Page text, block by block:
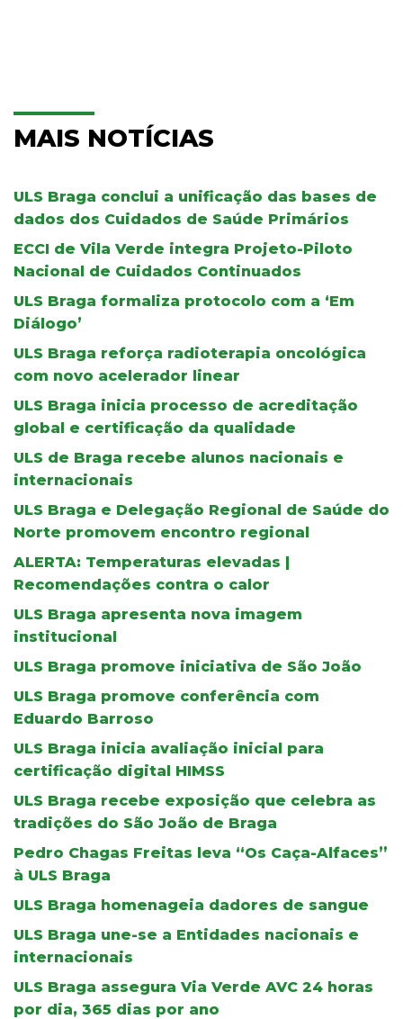
MAIS NOTÍCIAS
ULS Braga conclui a unificação das bases de
dados dos Cuidados de Saúde Primários
ECCI de Vila Verde integra Projeto-Piloto
Nacional de Cuidados Continuados
ULS Braga formaliza protocolo com a ‘Em
Diálogo’
ULS Braga reforça radioterapia oncológica
com novo acelerador linear
ULS Braga inicia processo de acreditação
global e certificação da qualidade
ULS de Braga recebe alunos nacionais e
internacionais
ULS Braga e Delegação Regional de Saúde do
Norte promovem encontro regional
ALERTA: Temperaturas elevadas |
Recomendações contra o calor
ULS Braga apresenta nova imagem
institucional
ULS Braga promove iniciativa de São João
ULS Braga promove conferência com
Eduardo Barroso
ULS Braga inicia avaliação inicial para
certificação digital HIMSS
ULS Braga recebe exposição que celebra as
tradições do São João de Braga
Pedro Chagas Freitas leva “Os Caça-Alfaces”
à ULS Braga
ULS Braga homenageia dadores de sangue
ULS Braga une-se a Entidades nacionais e
internacionais
ULS Braga assegura Via Verde AVC 24 horas
por dia, 365 dias por ano